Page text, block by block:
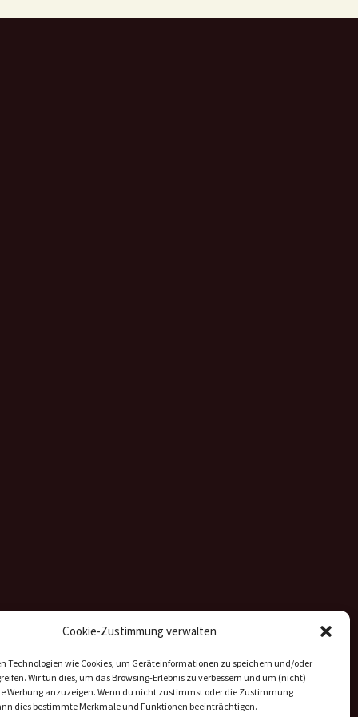
Cookie-Zustimmung verwalten
Technologien wie Cookies, um Geräteinformationen zu speichern und/oder
Wir tun dies, um das Browsing-Erlebnis zu verbessern und um (nicht)
Werbung anzuzeigen. Wenn du nicht zustimmst oder die Zustimmung
dies bestimmte Merkmale und Funktionen beeinträchtigen.